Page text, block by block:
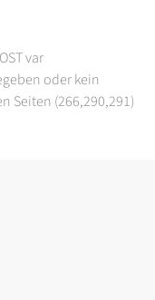
var
oder kein
Seiten (266,290,291)